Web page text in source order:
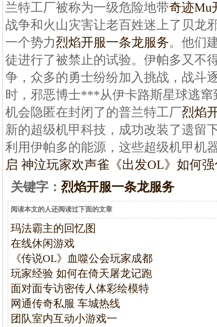
兰特工厂被称为一级危险地带奇迹Mu
战争和火山灾害让老百姓迷上了贝龙
一个势力烈焰开服一条龙服务。他们
徒进行了被禁止的试验。伊帕多又不
争，众多的勇士纷纷加入挑战，战斗
时，邪恶博士***从伊卡路斯星球逃
机会隐匿在封闭了的普兰特工厂烈焰
新的超级机甲科技，成功改装了遗留
利用伊帕多的能源，这些超级机甲机
启 神泣玩家欢声雀 《出发OL》如何
关键字： 烈焰开服一条龙服务
阅读本文的人还阅读过下面的文章
玛法霸主的回忆图
在线休闲游戏
《传说OL》血噬公会玩家成都
玩家经验 如何在倚天屠龙记跑
面对面专访密传人体彩绘模特
网通传奇私服 车城热线
团队室内互动小游戏一